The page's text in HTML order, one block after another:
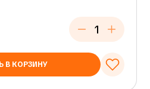
В КОРЗИНУ